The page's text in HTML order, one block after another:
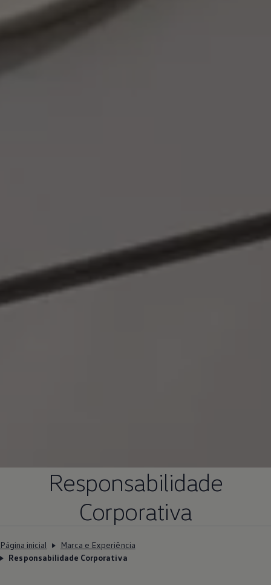
Responsabilidade
Corporativa
Página inicial
Marca e Experiência
Responsabilidade Corporativa